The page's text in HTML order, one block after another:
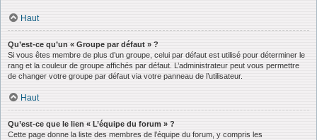
Haut
Qu’est-ce qu’un « Groupe par défaut » ?
Si vous êtes membre de plus d’un groupe, celui par défaut est utilisé pour déterminer le
rang et la couleur de groupe affichés par défaut. L’administrateur peut vous permettre
de changer votre groupe par défaut via votre panneau de l’utilisateur.
Haut
Qu’est-ce que le lien « L’équipe du forum » ?
Cette page donne la liste des membres de l’équipe du forum, y compris les